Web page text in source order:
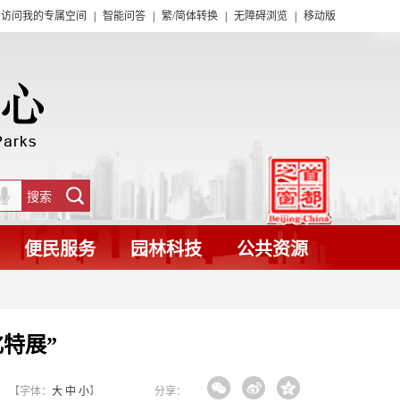
访问我的专属空间 智能问答 繁/简体转换 无障碍浏览 移动版
便民服务 园林科技 公共资源
展”
【字体： 大 中 小】 分享：